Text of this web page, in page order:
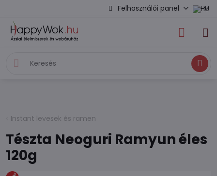
Felhasználói panel
Keresés
Instant levesek és ramen
Tészta Neoguri Ramyun éles
120g